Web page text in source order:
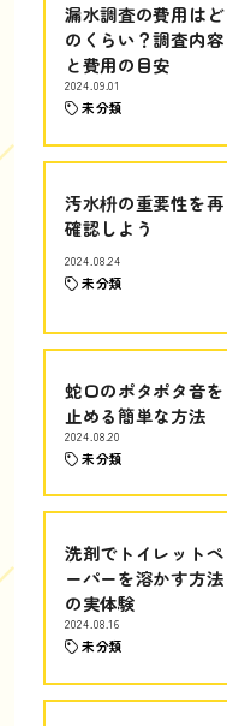
漏水調査の費用はど
のくらい？調査内容
と費用の目安
2024.09.01
未分類
汚水枡の重要性を再
確認しよう
2024.08.24
未分類
蛇口のポタポタ音を
止める簡単な方法
2024.08.20
未分類
洗剤でトイレットペ
ーパーを溶かす方法
の実体験
2024.08.16
未分類